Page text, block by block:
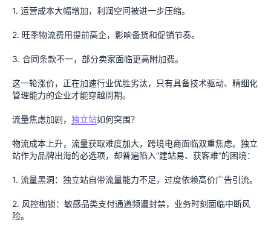
1. 运营成本大幅增加，利润空间被进一步压缩。
2. 旺季物流费用提前高企，影响备货和促销节奏。
3. 合同条款不一，部分卖家面临更高附加费。
这一轮涨价，正在加速行业优胜劣汰，只有具备技术驱动、精细化
管理能力的企业才能穿越周期。
流量焦虑加剧， 独立站如何突围？
物流成本上升，流量获取难度加大，跨境电商面临双重焦虑。独立
站作为品牌出海的必选项，却普遍陷入“建站易、获客难”的困境：
1. 流量黑洞：独立站自带流量能力不足，过度依赖高价广告引流。
2. 风控枷锁：敏感品类支付通道频遭封禁，业务时刻面临中断风
险。